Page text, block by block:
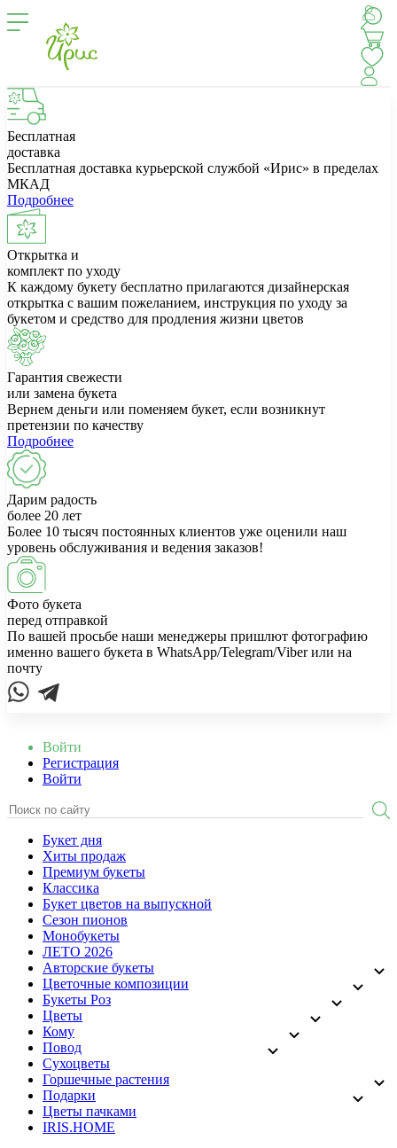
Бесплатная
доставка
Бесплатная доставка курьерской службой «Ирис» в пределах
МКАД
Подробнее
Открытка и
комплект по уходу
К каждому букету бесплатно прилагаются дизайнерская
открытка с вашим пожеланием, инструкция по уходу за
букетом и средство для продления жизни цветов
Гарантия свежести
или замена букета
Вернем деньги или поменяем букет, если возникнут
претензии по качеству
Подробнее
Дарим радость
более 20 лет
Более 10 тысяч постоянных клиентов уже оценили наш
уровень обслуживания и ведения заказов!
Фото букета
перед отправкой
По вашей просьбе наши менеджеры пришлют фотографию
именно вашего букета в WhatsApp/Telegram/Viber или на
почту
Войти
Регистрация
Войти
Букет дня
Хиты продаж
Премиум букеты
Классика
Букет цветов на выпускной
Сезон пионов
Монобукеты
ЛЕТО 2026
Авторские букеты
Цветочные композиции
Букеты Роз
Цветы
Кому
Повод
Сухоцветы
Горшечные растения
Подарки
Цветы пачками
IRIS.HOME